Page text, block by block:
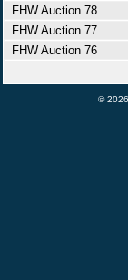
FHW Auction 78
FHW Auction 77
FHW Auction 76
©